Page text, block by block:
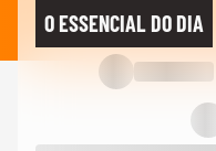
O ESSENCIAL DO DIA